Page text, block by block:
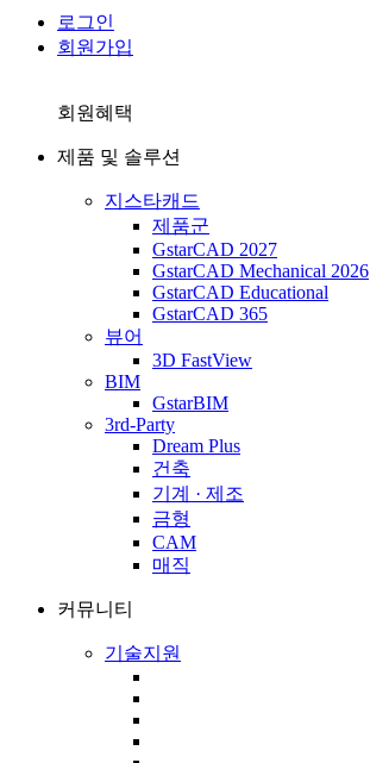
로그인
회원가입
회원혜택
제품 및 솔루션
지스타캐드
제품군
GstarCAD 2027
GstarCAD Mechanical 2026
GstarCAD Educational
GstarCAD 365
뷰어
3D FastView
BIM
GstarBIM
3rd-Party
Dream Plus
건축
기계 · 제조
금형
CAM
매직
커뮤니티
기술지원